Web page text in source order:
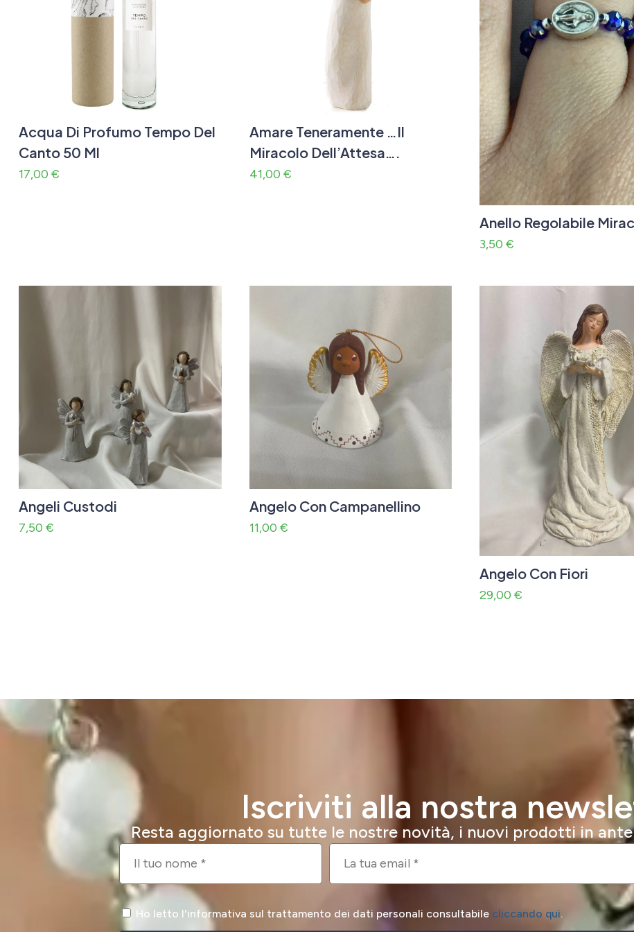
Acqua Di Profumo Tempo Del
Canto 50 Ml
17,00 €
Amare Teneramente …Il
Miracolo Dell’Attesa….
41,00 €
Anello Regolabile
3,50 €
Angeli Custodi
7,50 €
Angelo Con Campanellino
11,00 €
Angelo Con Fiori
29,00 €
Iscriviti alla nostra
Resta aggiornato su tutte le nostre novità, i nuovi prodotti in
Ho letto l'informativa sul trattamento dei dati personali consultabile cliccando qui.